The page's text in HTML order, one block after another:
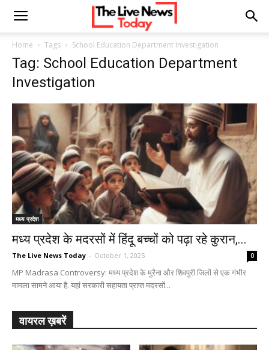
Home Tags School Education Department Investigation
Tag: School Education Department
Investigation
मध्य प्रदेश
मध्य प्रदेश के मदरसों में हिंदू बच्चों को पढ़ा रहे कुरान,...
The Live News Today - October 1, 2025 0
MP Madrasa Controversy: मध्य प्रदेश के मुरैना और शिवपुरी जिलों से एक गंभीर
मामला सामने आया है. यहां सरकारी सहायता प्राप्त मदरसों...
वायरल ख़बरें